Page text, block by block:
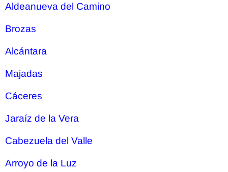
Aldeanueva del Camino
Brozas
Alcántara
Majadas
Cáceres
Jaraíz de la Vera
Cabezuela del Valle
Arroyo de la Luz